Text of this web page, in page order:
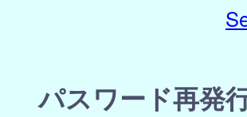
パスワード再発